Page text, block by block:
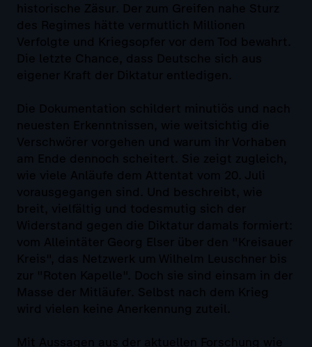
historische Zäsur. Der zum Greifen nahe Sturz
des Regimes hätte vermutlich Millionen
Verfolgte und Kriegsopfer vor dem Tod bewahrt.
Die letzte Chance, dass Deutsche sich aus
eigener Kraft der Diktatur entledigen.
Die Dokumentation schildert minutiös und nach
neuesten Erkenntnissen, wie weitsichtig die
Verschwörer vorgehen und warum ihr Vorhaben
am Ende dennoch scheitert. Sie zeigt zugleich,
wie viele Anläufe dem Attentat vom 20. Juli
vorausgegangen sind. Und beschreibt, wie
breit, vielfältig und todesmutig sich der
Widerstand gegen die Diktatur damals formiert:
vom Alleintäter Georg Elser über den "Kreisauer
Kreis", das Netzwerk um Wilhelm Leuschner bis
zur "Roten Kapelle". Doch sie sind einsam in der
Masse der Mitläufer. Selbst nach dem Krieg
wird vielen keine Anerkennung zuteil.
Mit Aussagen aus der aktuellen Forschung wie